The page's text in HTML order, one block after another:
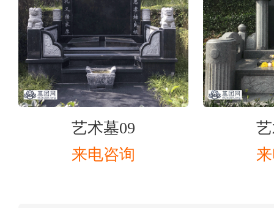
艺术墓09
来电咨询